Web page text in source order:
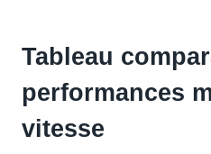
Tableau
performances
vitesse